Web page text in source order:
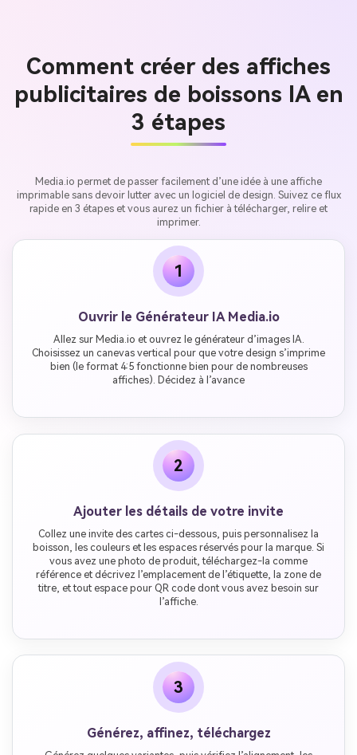
Comment créer des affiches
publicitaires de boissons IA en
3 étapes
Media.io permet de passer facilement d’une idée à une affiche
imprimable sans devoir lutter avec un logiciel de design. Suivez ce flux
rapide en 3 étapes et vous aurez un fichier à télécharger, relire et
imprimer.
1
Ouvrir le Générateur IA Media.io
Allez sur Media.io et ouvrez le générateur d’images IA.
Choisissez un canevas vertical pour que votre design s’imprime
bien (le format 4:5 fonctionne bien pour de nombreuses
affiches). Décidez à l’avance
2
Ajouter les détails de votre invite
Collez une invite des cartes ci-dessous, puis personnalisez la
boisson, les couleurs et les espaces réservés pour la marque. Si
vous avez une photo de produit, téléchargez-la comme
référence et décrivez l’emplacement de l’étiquette, la zone de
titre, et tout espace pour QR code dont vous avez besoin sur
l’affiche.
3
Générez, affinez, téléchargez